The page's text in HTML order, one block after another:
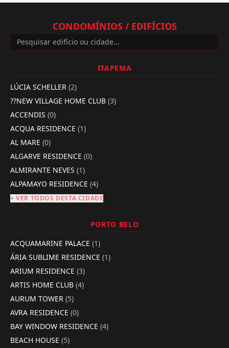
CONDOMÍNIOS / EDIFÍCIOS
ITAPEMA
LÚCIA SCHELLER (2)
??NEW VILLAGE HOME CLUB (3)
ACCENDIS (0)
ACQUA RESIDENCE (1)
AL MARE (0)
ALGARVE RESIDENCE (0)
ALMIRANTE NEVES (1)
ALPAMAYO RESIDENCE (4)
+ VER TODOS DESTA CIDADE
PORTO BELO
ACQUAMARINE PALACE (1)
ÁRIA SUBLIME RESIDENCE (1)
ARIUM RESIDENCE (3)
ARTIS HOME CLUB (4)
AURUM TOWER (5)
AVRA RESIDENCE (0)
BAY WINDOW RESIDENCE (4)
BEACH HOUSE (5)